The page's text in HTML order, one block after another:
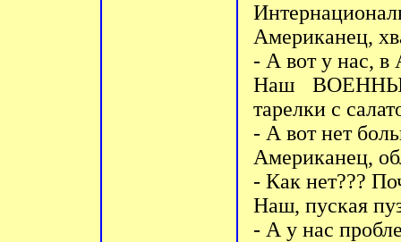
Американец,
- А вот у нас, в
Наш
тарелки с
- А вот нет
Американец,
- Как нет???
Наш, пуская
- А у нас